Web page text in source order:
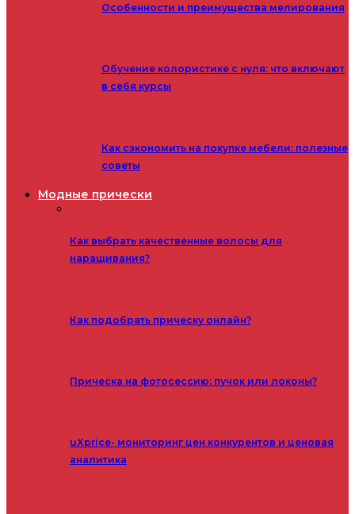
Особенности и преимущества мелирования
Обучение колористике с нуля: что включают
в себя курсы
Как сэкономить на покупке мебели: полезные
советы
Модные прически
Как выбрать качественные волосы для
наращивания?
Как подобрать прическу онлайн?
Прическа на фотосессию: пучок или локоны?
uXprice- мониторинг цен конкурентов и ценовая
аналитика